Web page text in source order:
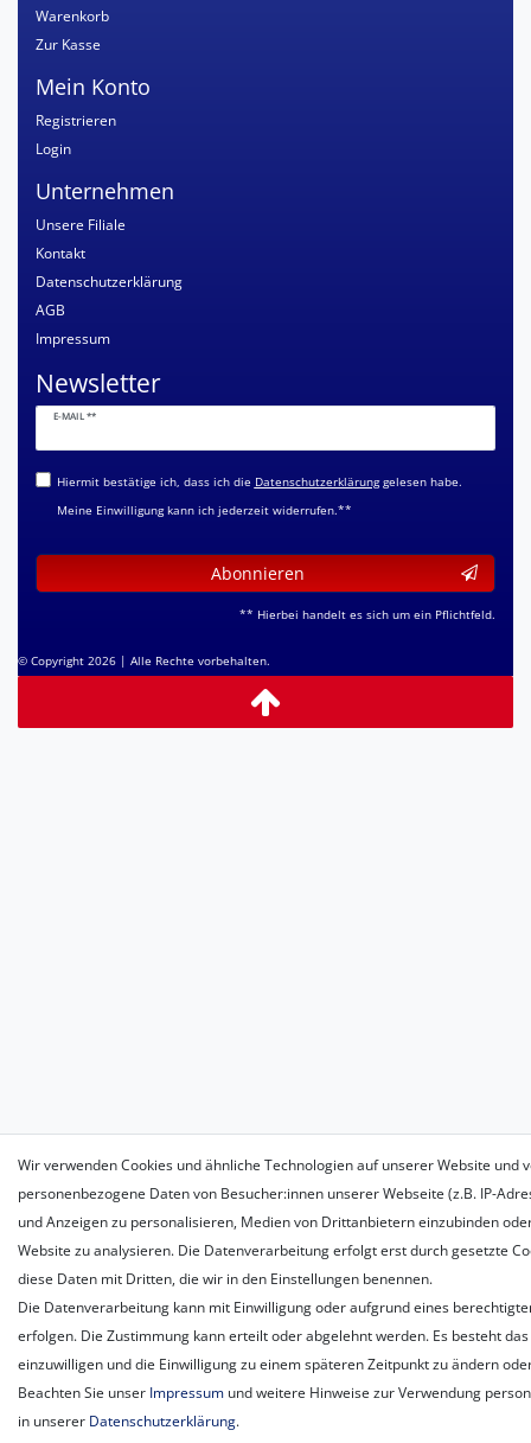
Warenkorb
Zur Kasse
Mein Konto
Registrieren
Login
Unternehmen
Unsere Filiale
Kontakt
Datenschutzerklärung
AGB
Impressum
Newsletter
E-MAIL **
Newsletter
Honig
Hiermit bestätige ich, dass ich die Daten­schutz­erklärunggelesen habe.
Meine Einwilligung kann ich jederzeit widerrufen.**
Abonnieren
** Hierbei handelt es sich um ein Pflichtfeld.
© Copyright 2026 | Alle Rechte vorbehalten.
Wir verwenden Cookies und ähnliche Technologien auf unserer Website und
personenbezogene Daten von Besucher:innen unserer Webseite (z.B. IP-
und Anzeigen zu personalisieren, Medien von Drittanbietern einzubinden
Website zu analysieren. Die Datenverarbeitung erfolgt erst durch gesetzte
diese Daten mit Dritten, die wir in den Einstellungen benennen.
Die Datenverarbeitung kann mit Einwilligung oder aufgrund eines
erfolgen. Die Zustimmung kann erteilt oder abgelehnt werden. Es besteht das
einzuwilligen und die Einwilligung zu einem späteren Zeitpunkt zu ändern
Beachten Sie unser Impressum und weitere Hinweise zur Verwendung
in unserer Daten­schutz­erklärung.